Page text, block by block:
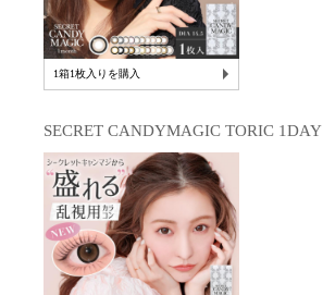
1箱1枚入りを購入
SECRET CANDYMAGIC TORIC 1DAY